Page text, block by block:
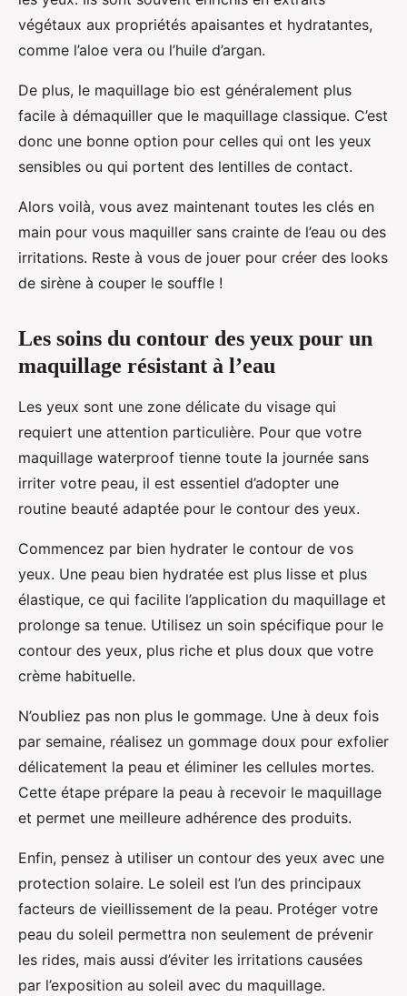
végétaux aux propriétés apaisantes et hydratantes,
comme l’aloe vera ou l’huile d’argan.
De plus, le maquillage bio est généralement plus
facile à démaquiller que le maquillage classique. C’est
donc une bonne option pour celles qui ont les yeux
sensibles ou qui portent des lentilles de contact.
Alors voilà, vous avez maintenant toutes les clés en
main pour vous maquiller sans crainte de l’eau ou des
irritations. Reste à vous de jouer pour créer des looks
de sirène à couper le souffle !
Les soins du contour des yeux pour un
maquillage résistant à l’eau
Les yeux sont une zone délicate du visage qui
requiert une attention particulière. Pour que votre
maquillage waterproof tienne toute la journée sans
irriter votre peau, il est essentiel d’adopter une
routine beauté adaptée pour le contour des yeux.
Commencez par bien hydrater le contour de vos
yeux. Une peau bien hydratée est plus lisse et plus
élastique, ce qui facilite l’application du maquillage et
prolonge sa tenue. Utilisez un soin spécifique pour le
contour des yeux, plus riche et plus doux que votre
crème habituelle.
N’oubliez pas non plus le gommage. Une à deux fois
par semaine, réalisez un gommage doux pour exfolier
délicatement la peau et éliminer les cellules mortes.
Cette étape prépare la peau à recevoir le maquillage
et permet une meilleure adhérence des produits.
Enfin, pensez à utiliser un contour des yeux avec une
protection solaire. Le soleil est l’un des principaux
facteurs de vieillissement de la peau. Protéger votre
peau du soleil permettra non seulement de prévenir
les rides, mais aussi d’éviter les irritations causées
par l’exposition au soleil avec du maquillage.